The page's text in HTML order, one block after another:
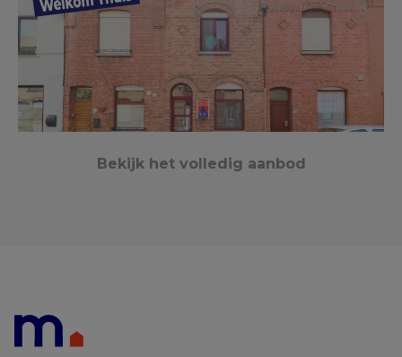
Bekijk het volledig aanbod